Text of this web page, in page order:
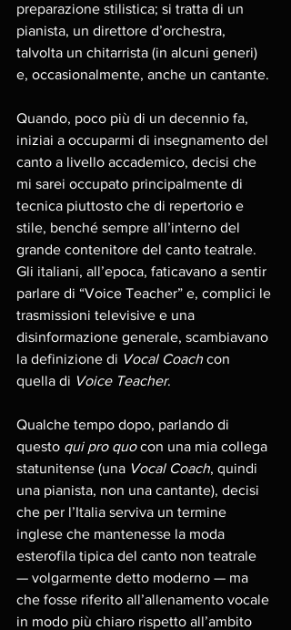
preparazione stilistica; si tratta di un
pianista, un direttore d’orchestra,
talvolta un chitarrista (in alcuni generi)
e, occasionalmente, anche un cantante.
Quando, poco più di un decennio fa,
iniziai a occuparmi di insegnamento del
canto a livello accademico, decisi che
mi sarei occupato principalmente di
tecnica piuttosto che di repertorio e
stile, benché sempre all’interno del
grande contenitore del canto teatrale.
Gli italiani, all’epoca, faticavano a sentir
parlare di “Voice Teacher” e, complici le
trasmissioni televisive e una
disinformazione generale, scambiavano
la definizione di Vocal Coach con
quella di Voice Teacher.
Qualche tempo dopo, parlando di
questo qui pro quo con una mia collega
statunitense (una Vocal Coach, quindi
una pianista, non una cantante), decisi
che per l’Italia serviva un termine
inglese che mantenesse la moda
esterofila tipica del canto non teatrale
— volgarmente detto moderno — ma
che fosse riferito all’allenamento vocale
in modo più chiaro rispetto all’ambito